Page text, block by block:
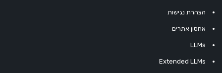
הצהרת נגישות
אחסון אתרים
LLMs
Extended LLMs